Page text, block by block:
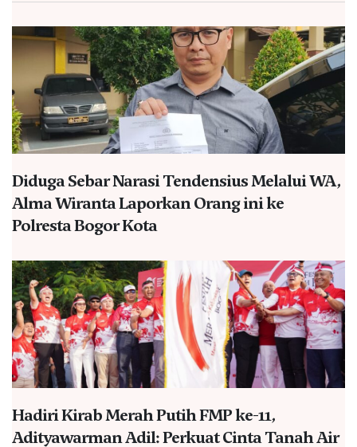
Diduga Sebar Narasi Tendensius Melalui WA,
Alma Wiranta Laporkan Orang ini ke
Polresta Bogor Kota
Hadiri Kirab Merah Putih FMP ke-11,
Adityawarman Adil: Perkuat Cinta Tanah Air